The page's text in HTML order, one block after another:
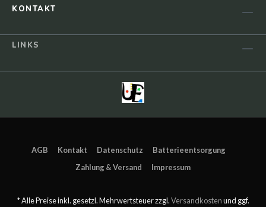
KONTAKT
LINKS
AGB Kontakt Datenschutz
Batterieentsorgung
Zahlung & Versand
Impressum
* Alle Preise inkl. gesetzl. Mehrwertsteuer zzgl.Versandkostenund ggf.